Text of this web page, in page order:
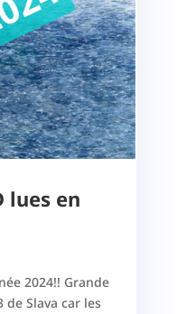
lues en
2024!! Grande
de Slava car les